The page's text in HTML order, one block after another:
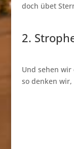
doch übet
2.
Und sehen wir
so denken